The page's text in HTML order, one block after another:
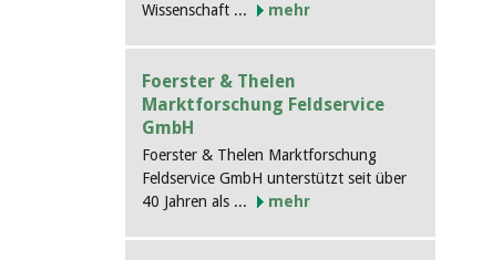
Wissenschaft ...
mehr
Foerster & Thelen
Marktforschung Feldservice
GmbH
Foerster & Thelen Marktforschung
Feldservice GmbH unterstützt seit über
40 Jahren als ...
mehr